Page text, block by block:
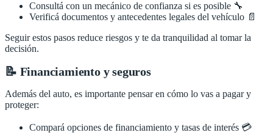
Consultá con un mecánico de confianza si es posible 🔧
Verificá documentos y antecedentes legales del vehículo 📄
Seguir estos pasos reduce riesgos y te da tranquilidad al tomar la
decisión.
📝 Financiamiento y seguros
Además del auto, es importante pensar en cómo lo vas a pagar y
proteger:
Compará opciones de financiamiento y tasas de interés 💳